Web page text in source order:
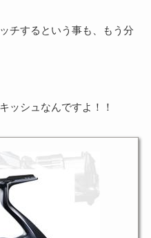
チするという事も、もう分
ッシュなんですよ！！